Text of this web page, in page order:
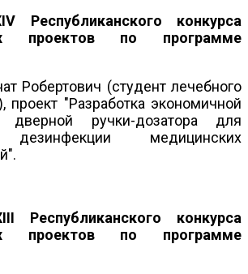
Республиканского конкурса
проектов по программе
Робертович (студент лечебного
проект "Разработка экономичной
дверной ручки-дозатора для
медицинских
Республиканского конкурса
проектов по программе